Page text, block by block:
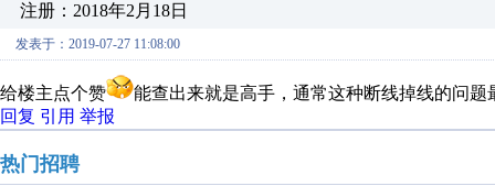
注册：2018年2月18日
发表于：2019-07-27 11:08:00
给楼主点个赞
能查出来就是高手，通常这种断线掉线的问
回复 引用 举报
热门招聘